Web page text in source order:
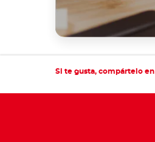
Si te gusta, compártelo en